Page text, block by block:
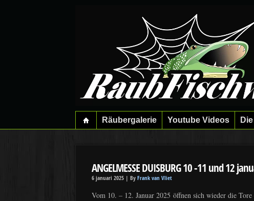
Räubergalerie Youtube Videos
ANGELMESSE DUISBURG 10 -11 und 12
6 januari 2025 |ByFrank van Vliet
Vom 10. – 12. Januar 2025 öffnen sich wieder die Tore